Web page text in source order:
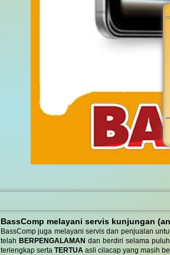
BassComp melayani servis kunjungan
BassComp juga melayani servis dan penjualan
telah BERPENGALAMAN dan berdiri selama
terlengkap serta TERTUA asli cilacap yang masih